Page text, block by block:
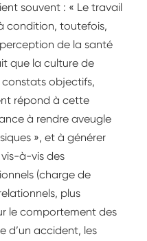
souvent : « Le travail
condition, toutefois,
de la santé
que la culture de
constats objectifs,
répond à cette
à rendre aveugle
», et à générer
à-vis des
(charge de
plus
le comportement des
d’un accident, les